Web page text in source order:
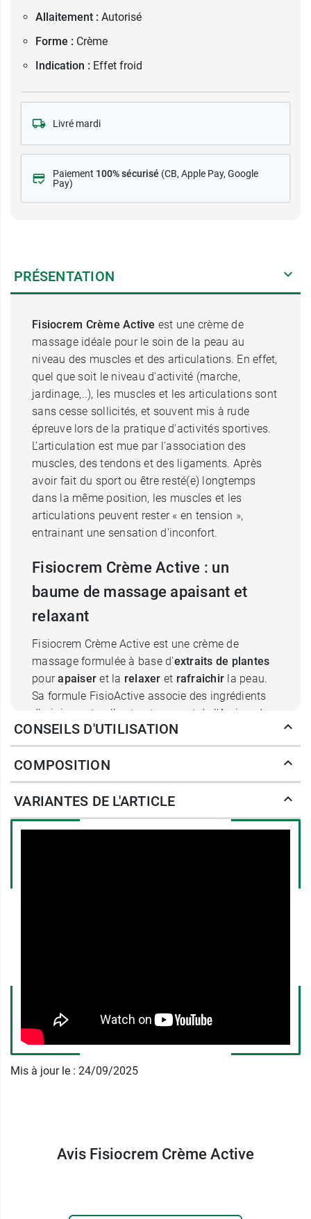
Allaitement : Autorisé
Forme : Crème
Indication : Effet froid
Livré mardi
Paiement 100% sécurisé (CB, Apple Pay, Google
Pay)
PRÉSENTATION
Fisiocrem Crème Active est une crème de
massage idéale pour le soin de la peau au
niveau des muscles et des articulations. En effet,
quel que soit le niveau d'activité (marche,
jardinage,..), les muscles et les articulations sont
sans cesse sollicités, et souvent mis à rude
épreuve lors de la pratique d'activités sportives.
L’articulation est mue par l'association des
muscles, des tendons et des ligaments. Après
avoir fait du sport ou être resté(e) longtemps
dans la même position, les muscles et les
articulations peuvent rester « en tension »,
entrainant une sensation d'inconfort.
Fisiocrem Crème Active : un
baume de massage apaisant et
relaxant
Fisiocrem Crème Active est une crème de
massage formulée à base d'extraits de plantes
pourapaiseret la relaxer et rafraichir la peau.
Sa formule FisioActive associe des ingrédients
d'origine naturelle et notamment de l'Arnica, du
millepertuis, du calendula et l'arbre à thé.
L'arnica montanaest une plante des
montagnes qui appartient à la famille des
Astéracées. Elle est traditionnellement
utilisée en phytothérapie, en cas
d'hématomes, d’œdèmes, de chocs sur les
(Calendula officinalis), également appelé «
Souci des jardins », appartient à la grande
reconnu dans le traitement des
appartient à la famille des Myrtacées. Outre
CONSEILS D'UTILISATION
COMPOSITION
VARIANTES DE L'ARTICLE
Mis à jour le : 24/09/2025
Avis Fisiocrem Crème Active